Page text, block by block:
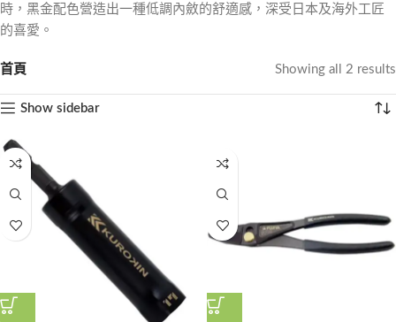
時，黑金配色營造出一種低調內斂的舒適感，深受日本及海外工匠
的喜愛。
首頁 Showing all 2 results
Show sidebar